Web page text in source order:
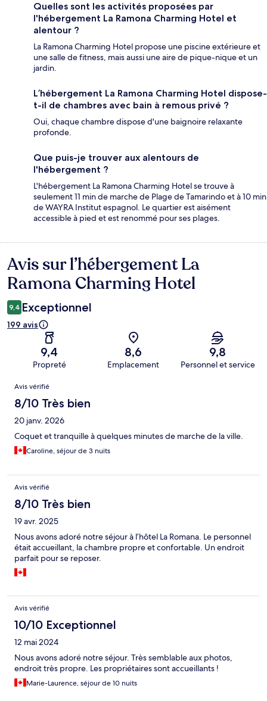
Quelles sont les activités proposées par
l'hébergement La Ramona Charming Hotel et
alentour ?
La Ramona Charming Hotel propose une piscine extérieure et
une salle de fitness, mais aussi une aire de pique-nique et un
jardin.
L’hébergement La Ramona Charming Hotel dispose-
t-il de chambres avec bain à remous privé ?
Oui, chaque chambre dispose d'une baignoire relaxante
profonde.
Que puis-je trouver aux alentours de
l'hébergement ?
L'hébergement La Ramona Charming Hotel se trouve à
seulement 11 min de marche de Plage de Tamarindo et à 10 min
de WAYRA Institut espagnol. Le quartier est aisément
accessible à pied et est renommé pour ses plages.
Avis
Avis sur l’hébergement La
Ramona Charming Hotel
9,4 Exceptionnel
199 avis
9,4
Propreté
8,6
Emplacement
9,8
Personnel et service
Avis
Avis vérifié
8/10 Très bien
20 janv. 2026
Coquet et tranquille à quelques minutes de marche de la ville.
Caroline, séjour de 3 nuits
Avis vérifié
8/10 Très bien
19 avr. 2025
Nous avons adoré notre séjour à l’hôtel La Romana. Le personnel
était accueillant, la chambre propre et confortable. Un endroit
parfait pour se reposer.
Avis vérifié
10/10 Exceptionnel
12 mai 2024
Nous avons adoré notre séjour. Très semblable aux photos,
endroit très propre. Les propriétaires sont accueillants !
Marie-Laurence, séjour de 10 nuits